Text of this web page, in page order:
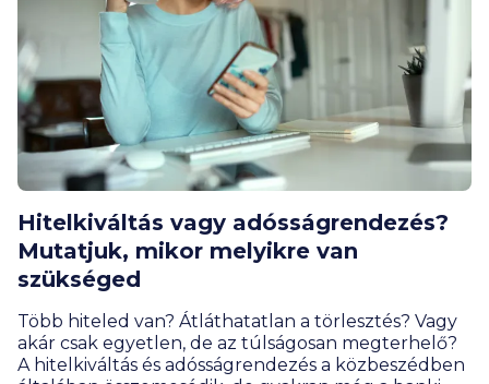
Hitelkiváltás vagy adósságrendezés?
Mutatjuk, mikor melyikre van
szükséged
Több hiteled van? Átláthatatlan a törlesztés? Vagy
akár csak egyetlen, de az túlságosan megterhelő?
A hitelkiváltás és adósságrendezés a közbeszédben